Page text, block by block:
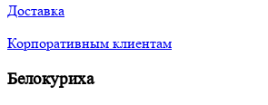
Доставка
Корпоративным клиентам
Белокуриха